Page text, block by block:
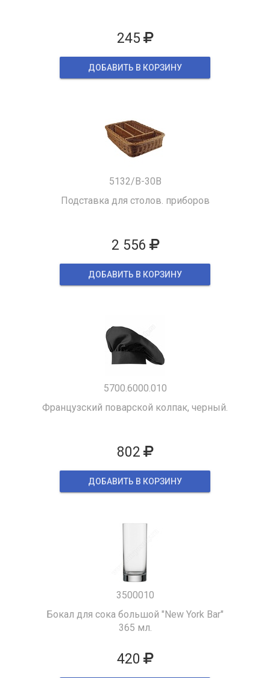
245
ДОБАВИТЬ В КОРЗИНУ
5132/B-30B
Подставка для столов. приборов
2 556
ДОБАВИТЬ В КОРЗИНУ
5700.6000.010
Французский поварской колпак, черный.
802
ДОБАВИТЬ В КОРЗИНУ
3500010
Бокал для сока большой "New York Bar"
365 мл.
420